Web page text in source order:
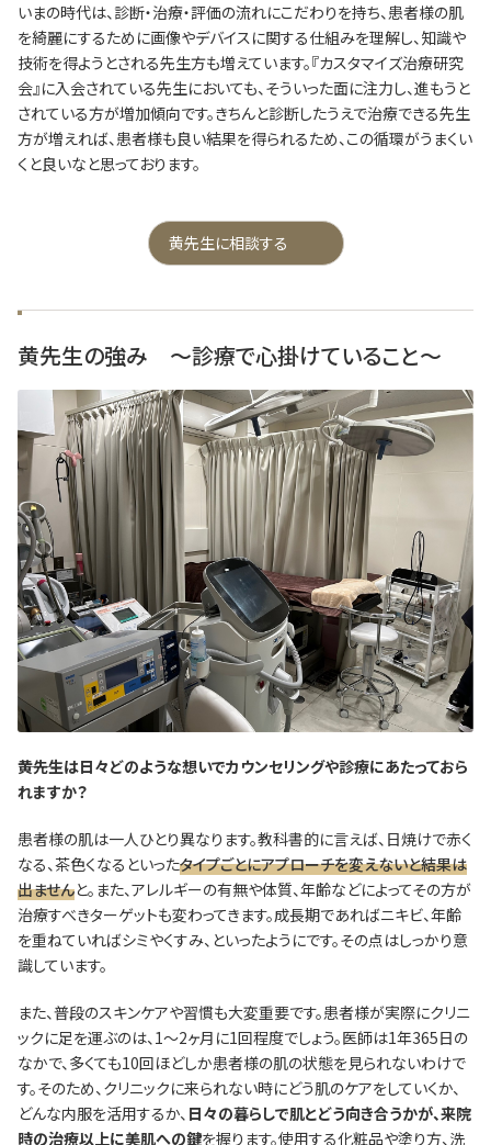
いまの時代は、診断・治療・評価の流れにこだわりを持ち、患者様の肌
を綺麗にするために画像やデバイスに関する仕組みを理解し、知識や
技術を得ようとされる先生方も増えています。『カスタマイズ治療研究
会』に入会されている先生においても、そういった面に注力し、進もうと
されている方が増加傾向です。きちんと診断したうえで治療できる先生
方が増えれば、患者様も良い結果を得られるため、この循環がうまくい
くと良いなと思っております。
黄先生に相談する
黄先生の強み ～診療で心掛けていること～
―――黄先生は日々どのような想いでカウンセリングや診療にあたっておら
れますか？
患者様の肌は一人ひとり異なります。教科書的に言えば、日焼けで赤く
なる、茶色くなるといったタイプごとにアプローチを変えないと結果は
出ませんと。また、アレルギーの有無や体質、年齢などによってその方が
治療すべきターゲットも変わってきます。成長期であればニキビ、年齢
を重ねていればシミやくすみ、といったようにです。その点はしっかり意
識しています。
また、普段のスキンケアや習慣も大変重要です。患者様が実際にクリニ
ックに足を運ぶのは、1～2ヶ月に1回程度でしょう。医師は1年365日の
なかで、多くても10回ほどしか患者様の肌の状態を見られないわけで
す。そのため、クリニックに来られない時にどう肌のケアをしていくか、
どんな内服を活用するか、 日々の暮らしで肌とどう向き合うかが、来院
時の治療以上に美肌への鍵を握ります。使用する化粧品や塗り方、洗